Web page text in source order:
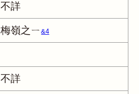
不詳
梅嶺之ㄧ&4
不詳